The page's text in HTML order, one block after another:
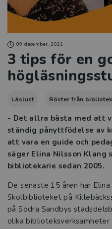
09 december, 2021
3 tips för en
Läslust Röster från
- Det allra bästa med att
ständig pånyttfödelse av
att vara en guide och
säger Elina Nilsson Klang
bibliotekarie sedan 2005.
De senaste 15 åren har
Skolbiblioteket på
på Södra Sandbys
olika